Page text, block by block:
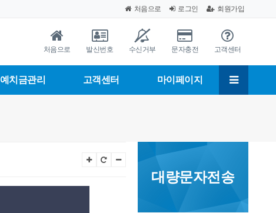
처음으로 로그인 회원가입
처음으로 발신번호 수신거부 문자충전 고객센터
예치금관리 고객센터 마이페이지
대량문자전송